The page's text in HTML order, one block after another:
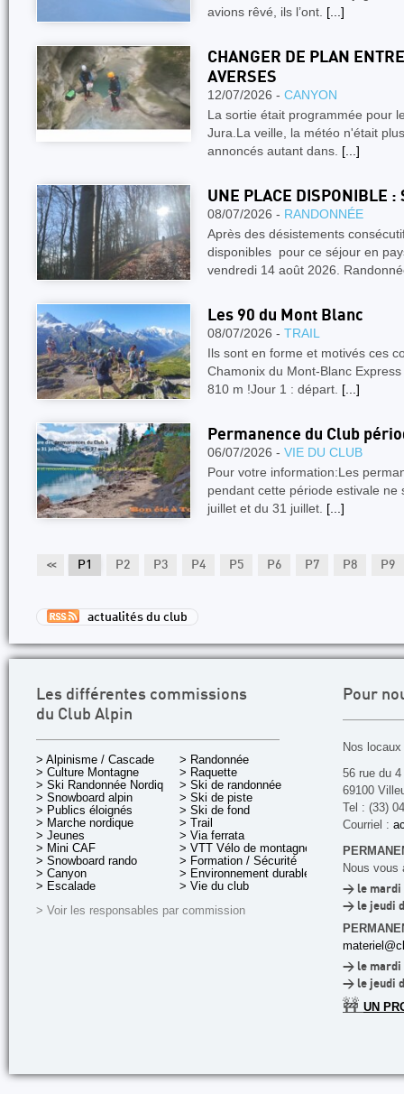
avions rêvé, ils l’ont. [...]
CHANGER DE PLAN
AVERSES
12/07/2026 - CANYON
La sortie était programmée pour
Jura.La veille, la météo n'était
annoncés autant dans. [...]
UNE PLACE DISPONIBLE :
08/07/2026 - RANDONNÉE
Après des désistements
disponibles pour ce séjour en
vendredi 14 août 2026.
Les 90 du Mont Blanc
08/07/2026 - TRAIL
Ils sont en forme et motivés ces
Chamonix du Mont-Blanc
810 m !Jour 1 : départ. [...]
Permanence du Club
06/07/2026 - VIE DU CLUB
Pour votre information:Les
pendant cette période estivale
juillet et du 31 juillet. [...]
<< P1 P2 P3 P4 P5 P6 P7 P8 P9
actualités du club
Les différentes commissions
du Club Alpin
> Alpinisme / Cascade
> Culture Montagne
> Ski Randonnée Nordique
> Snowboard alpin
> Publics éloignés
> Marche nordique
> Jeunes
> Mini CAF
> Snowboard rando
> Canyon
> Escalade
> Randonnée
> Raquette
> Ski de randonnée
> Ski de piste
> Ski de fond
> Trail
> Via ferrata
> VTT Vélo de montagne
> Formation / Sécurité
> Environnement durable
> Vie du club
> Voir les responsables par commission
Pour
Nos
56 rue du
69100
Tel : (33)
Courriel :
Nous vous
> le mardi
> le jeudi
> le mardi
> le jeudi
🚧 UN